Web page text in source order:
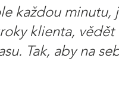
každou
klienta,
Tak, aby na